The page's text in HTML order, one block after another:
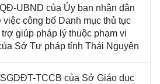
UBND của Ủy ban nhân dân
công bố Danh mục thủ tục
giúp pháp lý thuộc phạm vi
Sở Tư pháp tỉnh Thái Nguyên
TCCB của Sở Giáo dục